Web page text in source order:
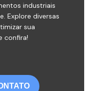
industriais
Explore diversas
sua
confira!